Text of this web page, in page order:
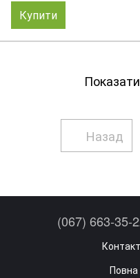
Купити
Назад
(067) 663-35-
Повна